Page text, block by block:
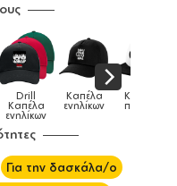
Καπέλα
ενηλίκων
Καπέλα
παιδικά
Για την δασκάλα/ο